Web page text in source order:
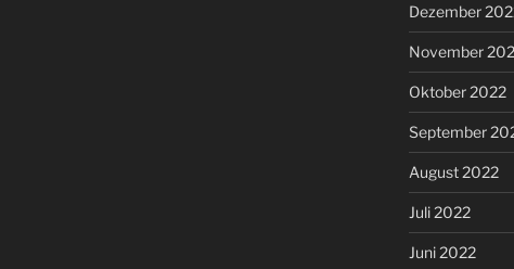
Dezember
November
Oktober 2022
September
August 2022
Juli 2022
Juni 2022